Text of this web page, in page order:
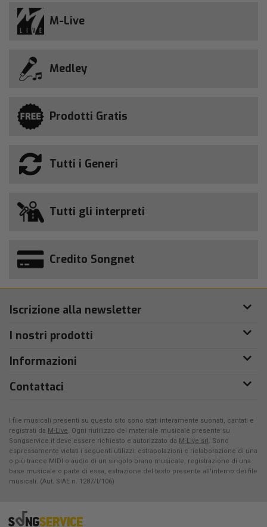
M-Live
Medley
Prodotti Gratis
Tutti i Generi
Tutti gli interpreti
Credito Songnet
Iscrizione alla newsletter
I nostri prodotti
Informazioni
Contattaci
I file musicali presenti su questo sito sono stati interamente suonati, cantati e
registrati da M-Live. Ogni riutilizzo del materiale musicale presente su
Songservice.it deve essere richiesto e autorizzato da M-Live srl. Sono
espressamente vietati i seguenti utilizzi: estrapolazioni e rielaborazione di una
o più tracce MIDI o audio di un singolo brano musicale, registrazione di una
base musicale o parte di essa, estrazione del testo presente all'interno dei file
musicali. (Aut. SIAE n. 1287/I/106)